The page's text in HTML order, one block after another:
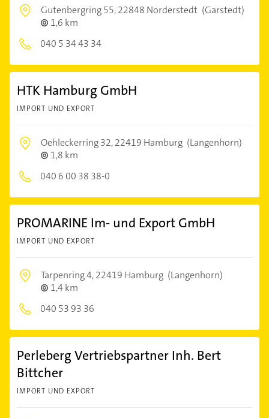
Gutenbergring 55,22848 Norderstedt (Garstedt)
1,6 km
040 5 34 43 34
HTK Hamburg GmbH
IMPORT UND EXPORT
Oehleckerring 32,22419 Hamburg (Langenhorn)
1,8 km
040 6 00 38 38-0
PROMARINE Im- und Export GmbH
IMPORT UND EXPORT
Tarpenring 4,22419 Hamburg (Langenhorn)
1,4 km
040 53 93 36
Perleberg Vertriebspartner Inh. Bert
Bittcher
IMPORT UND EXPORT